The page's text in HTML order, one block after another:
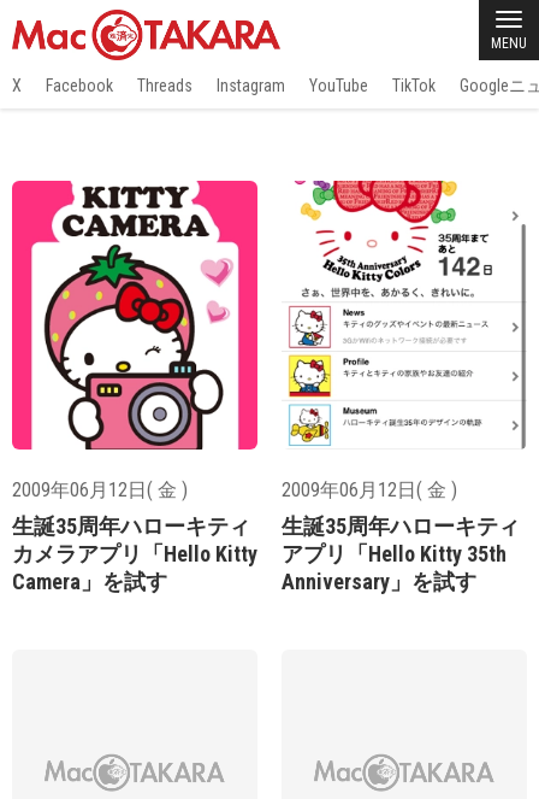
MENU
X Facebook Threads Instagram YouTube TikTok Googleニ
2009年06月12日( 金 )
生誕35周年ハローキティ
カメラアプリ「Hello Kitty
Camera」を試す
2009年06月12日( 金 )
生誕35周年ハローキティ
アプリ「Hello Kitty 35th
Anniversary」を試す